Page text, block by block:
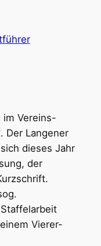
Vereins-
Der Langener
dieses Jahr
der
Vierer-